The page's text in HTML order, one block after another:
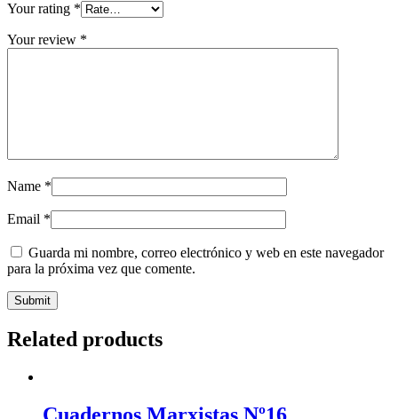
Your rating *
Your review *
Name *
Email *
Guarda mi nombre, correo electrónico y web en este navegador
para la próxima vez que comente.
Related products
Marxistas